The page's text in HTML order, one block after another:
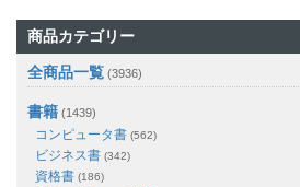
商品カテゴリー
全商品一覧 (3936)
書籍 (1439)
コンピュータ書 (562)
ビジネス書 (342)
資格書 (186)